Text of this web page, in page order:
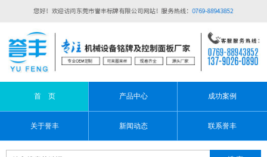
首 页 产品中心 成功案例
关于誉丰 新闻动态 联系誉丰